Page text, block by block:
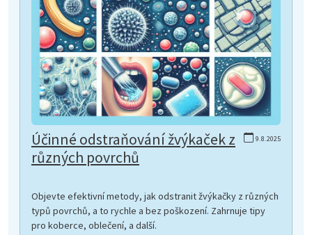
9.8.2025
Účinné odstraňování žvýkaček z
různých povrchů
Objevte efektivní metody, jak odstranit žvýkačky z různých
typů povrchů, a to rychle a bez poškození. Zahrnuje tipy
pro koberce, oblečení, a další.